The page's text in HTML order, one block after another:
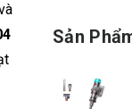
Sản